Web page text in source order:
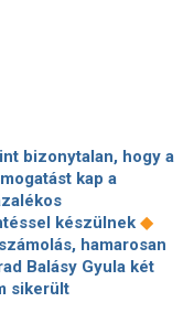
bizonytalan, hogy a
kap a
készülnek ◆
hamarosan
Balásy Gyula két
sikerült